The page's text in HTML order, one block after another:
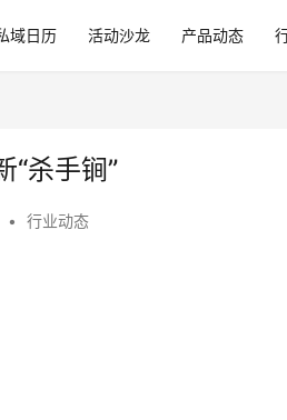
域日历 活动沙龙 产品动态
“杀手锏”
• 行业动态